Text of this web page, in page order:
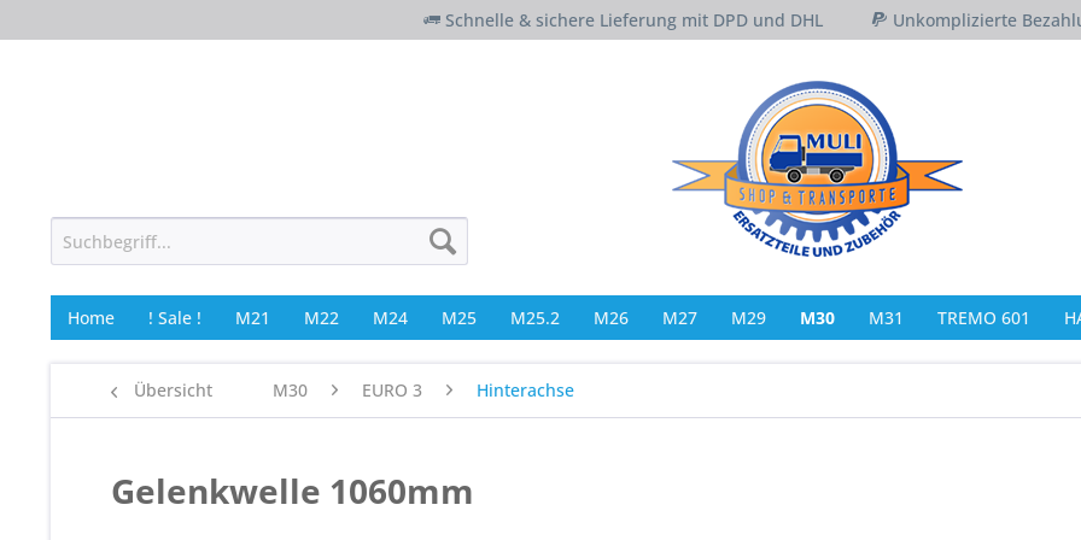
Schnelle & sichere Lieferung mit DPD und DHL Unkomplizierte
Home ! Sale ! M21 M22 M24 M25 M25.2 M26 M27 M29 M30 M31 TREMO 601
Übersicht M30 EURO 3 Hinterachse
Gelenkwelle 1060mm